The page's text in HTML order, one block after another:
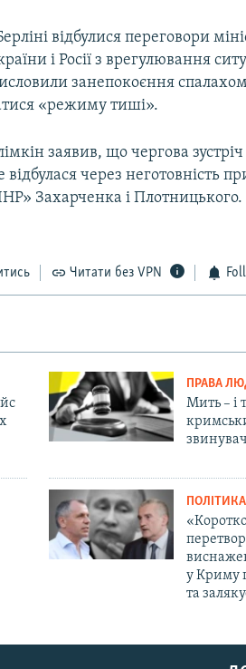
відбулися переговори
і Росії з врегулювання
занепокоєння
«режиму тиші».
заявив, що чергова
через неготовність
Захарченка і Плотницького.
Читати без VPN
ПРАВА
Мить – і
ПОЛІТИКА
у Криму
та